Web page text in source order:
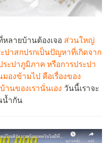
ลายบ้านต้องเจอ ส่วนใหญ่
ปาสกปรกเป็นปัญหาที่เกิดจาก
ะปาภูมิภาค หรือการประปา
องข้ามไป คือเรื่องของ
นของเรานั่นเอง วันนี้เราจะ
น้ำกัน